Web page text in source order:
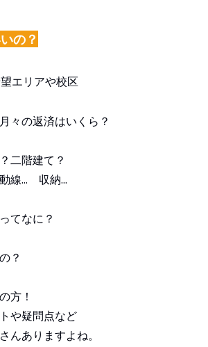
の？
エリアや校区
々の返済はいくら？
二階建て？
収納...
てなに？
？
方！
や疑問点など
んありますよね。